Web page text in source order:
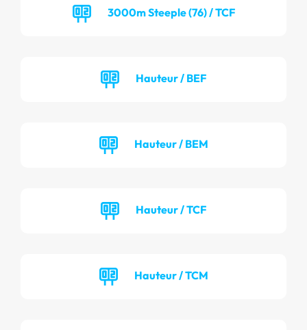
3000m Steeple (76) / TCF
Hauteur / BEF
Hauteur / BEM
Hauteur / TCF
Hauteur / TCM